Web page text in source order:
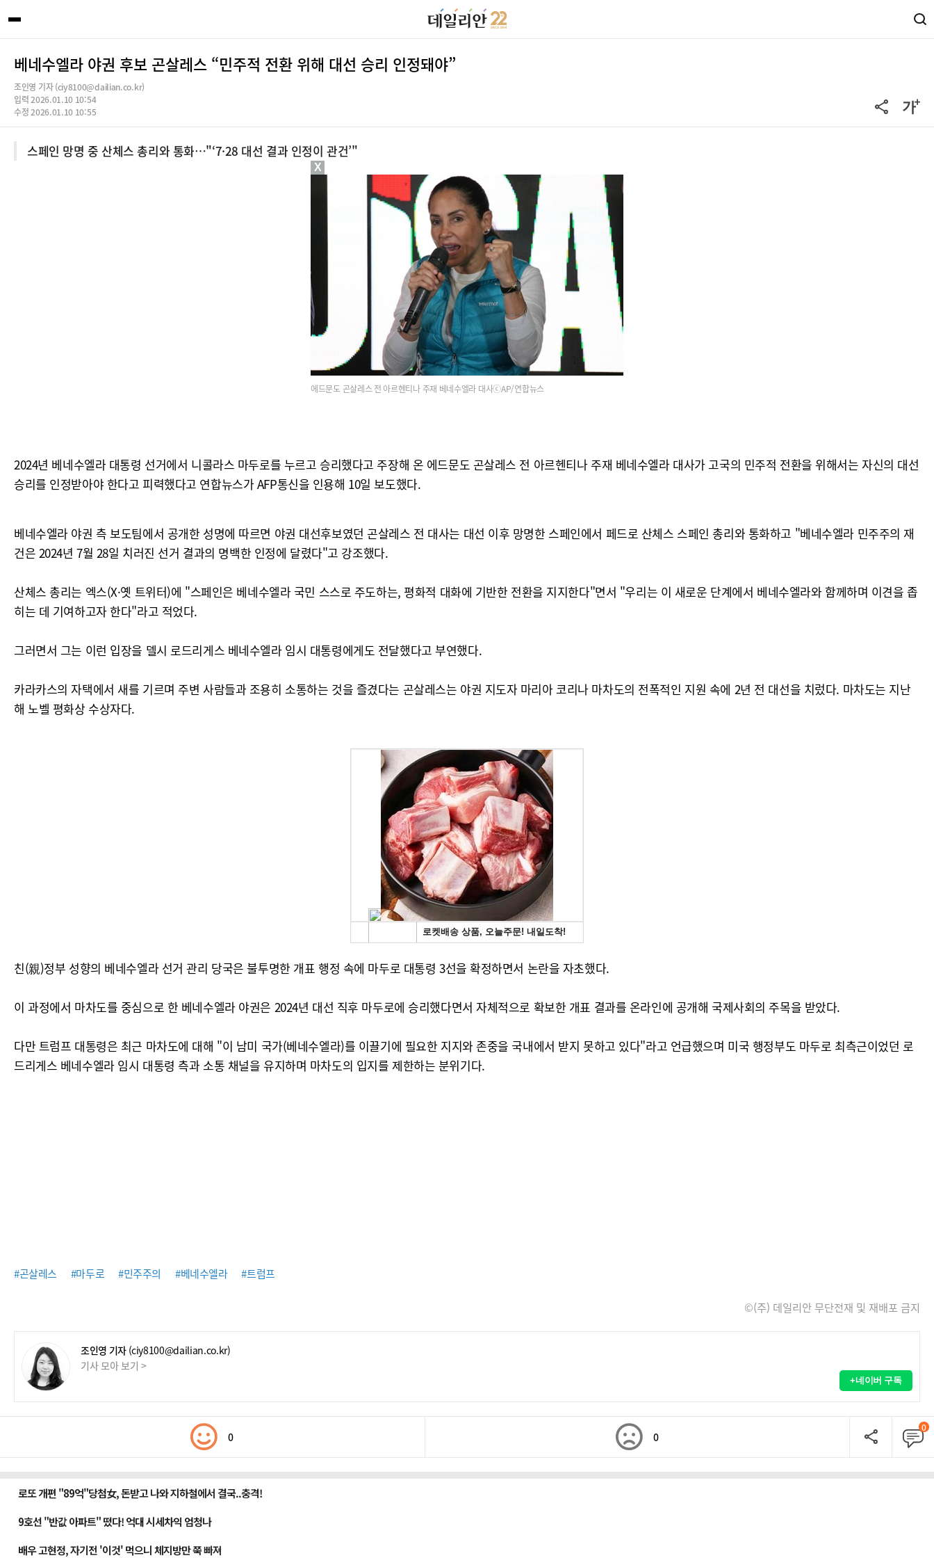
베네수엘라 야권 후보 곤살레스 “민주적 전환 위해 대선 승리 인정돼야”
조인영 기자 (ciy8100@dailian.co.kr)
입력 2026.01.10 10:54
수정 2026.01.10 10:55
스페인 망명 중 산체스 총리와 통화…"‘7·28 대선 결과 인정이 관건’"
에드문도 곤살레스 전 아르헨티나 주재 베네수엘라 대사ⓒAP/연합뉴스
2024년 베네수엘라 대통령 선거에서 니콜라스 마두로를 누르고 승리했다고 주장해 온 에드문도 곤살레스 전 아르헨티나 주재 베네수엘라 대사가 고국의 민주적 전환을 위해서는 자신의 대선
승리를 인정받아야 한다고 피력했다고 연합뉴스가 AFP통신을 인용해 10일 보도했다.
베네수엘라 야권 측 보도팀에서 공개한 성명에 따르면 야권 대선후보였던 곤살레스 전 대사는 대선 이후 망명한 스페인에서 페드로 산체스 스페인 총리와 통화하고 "베네수엘라 민주주의 재
건은 2024년 7월 28일 치러진 선거 결과의 명백한 인정에 달렸다"고 강조했다.
산체스 총리는 엑스(X·옛 트위터)에 "스페인은 베네수엘라 국민 스스로 주도하는, 평화적 대화에 기반한 전환을 지지한다"면서 "우리는 이 새로운 단계에서 베네수엘라와 함께하며 이견을 좁
히는 데 기여하고자 한다"라고 적었다.
그러면서 그는 이런 입장을 델시 로드리게스 베네수엘라 임시 대통령에게도 전달했다고 부연했다.
카라카스의 자택에서 새를 기르며 주변 사람들과 조용히 소통하는 것을 즐겼다는 곤살레스는 야권 지도자 마리아 코리나 마차도의 전폭적인 지원 속에 2년 전 대선을 치렀다. 마차도는 지난
해 노벨 평화상 수상자다.
친(親)정부 성향의 베네수엘라 선거 관리 당국은 불투명한 개표 행정 속에 마두로 대통령 3선을 확정하면서 논란을 자초했다.
이 과정에서 마차도를 중심으로 한 베네수엘라 야권은 2024년 대선 직후 마두로에 승리했다면서 자체적으로 확보한 개표 결과를 온라인에 공개해 국제사회의 주목을 받았다.
다만 트럼프 대통령은 최근 마차도에 대해 "이 남미 국가(베네수엘라)를 이끌기에 필요한 지지와 존중을 국내에서 받지 못하고 있다"라고 언급했으며 미국 행정부도 마두로 최측근이었던 로
드리게스 베네수엘라 임시 대통령 측과 소통 채널을 유지하며 마차도의 입지를 제한하는 분위기다.
#곤살레스 #마두로 #민주주의 #베네수엘라 #트럼프
©(주) 데일리안 무단전재 및 재배포 금지
조인영 기자 (ciy8100@dailian.co.kr)
기사 모아 보기 >
+네이버 구독
0 0
0
X